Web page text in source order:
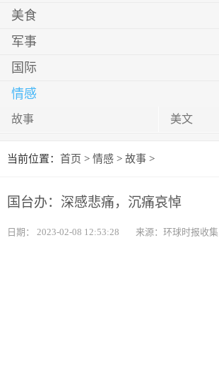
美食
军事
国际
情感
故事 美文
当前位置： 首页 > 情感 > 故事 >
国台办：深感悲痛，沉痛哀悼
日期： 2023-02-08 12:53:28 来源：环球时报收集